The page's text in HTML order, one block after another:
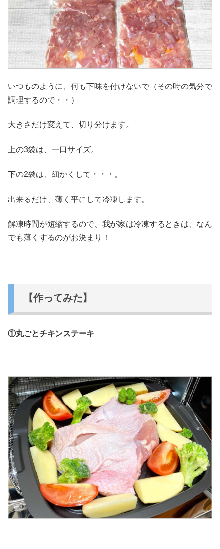
いつものように、何も下味を付けないで（その時の気分で
調理するので・・）
大きさだけ変えて、切り分けます。
上の3袋は、一口サイズ。
下の2袋は、細かくして・・・。
出来るだけ、薄く平にして冷凍します。
解凍時間が短縮するので、我が家は冷凍するときは、なん
でも薄くするのがお決まり！
【作ってみた】
①丸ごとチキンステーキ